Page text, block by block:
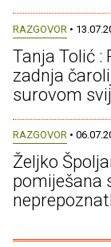
RAZGOVOR •
Tanja Tolić :
zadnja
surovom
RAZGOVOR •
Željko
pomiješana